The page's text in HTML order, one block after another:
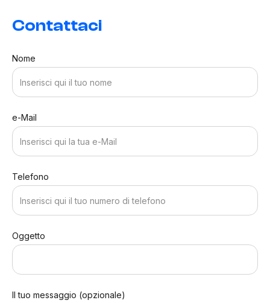
Contattaci
Nome
e-Mail
Telefono
Oggetto
Il tuo messaggio (opzionale)